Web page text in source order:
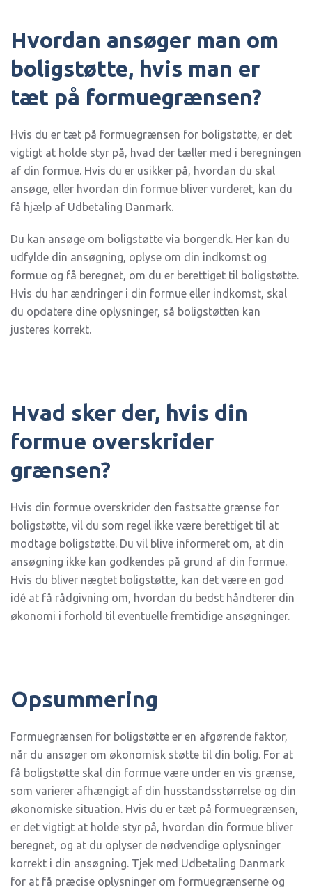
Hvordan ansøger man om
boligstøtte, hvis man er
tæt på formuegrænsen?
Hvis du er tæt på formuegrænsen for boligstøtte, er det
vigtigt at holde styr på, hvad der tæller med i beregningen
af din formue. Hvis du er usikker på, hvordan du skal
ansøge, eller hvordan din formue bliver vurderet, kan du
få hjælp af Udbetaling Danmark.
Du kan ansøge om boligstøtte via borger.dk. Her kan du
udfylde din ansøgning, oplyse om din indkomst og
formue og få beregnet, om du er berettiget til boligstøtte.
Hvis du har ændringer i din formue eller indkomst, skal
du opdatere dine oplysninger, så boligstøtten kan
justeres korrekt.
Hvad sker der, hvis din
formue overskrider
grænsen?
Hvis din formue overskrider den fastsatte grænse for
boligstøtte, vil du som regel ikke være berettiget til at
modtage boligstøtte. Du vil blive informeret om, at din
ansøgning ikke kan godkendes på grund af din formue.
Hvis du bliver nægtet boligstøtte, kan det være en god
idé at få rådgivning om, hvordan du bedst håndterer din
økonomi i forhold til eventuelle fremtidige ansøgninger.
Opsummering
Formuegrænsen for boligstøtte er en afgørende faktor,
når du ansøger om økonomisk støtte til din bolig. For at
få boligstøtte skal din formue være under en vis grænse,
som varierer afhængigt af din husstandsstørrelse og din
økonomiske situation. Hvis du er tæt på formuegrænsen,
er det vigtigt at holde styr på, hvordan din formue bliver
beregnet, og at du oplyser de nødvendige oplysninger
korrekt i din ansøgning. Tjek med Udbetaling Danmark
for at få præcise oplysninger om formuegrænserne og